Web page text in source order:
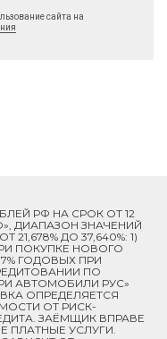
сайта на
РФ НА СРОК ОТ 12
ДИАПАЗОН ЗНАЧЕНИЙ
ДО 37,640%: 1)
ПОКУПКЕ НОВОГО
ГОДОВЫХ ПРИ
ПО
АВТОМОБИЛИ РУС»
ОПРЕДЕЛЯЕТСЯ
ОТ РИСК-
ЗАЁМЩИК ВПРАВЕ
ПЛАТНЫЕ УСЛУГИ.